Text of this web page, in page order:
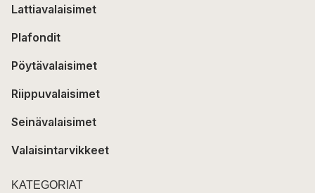
Lattiavalaisimet
Plafondit
Pöytävalaisimet
Riippuvalaisimet
Seinävalaisimet
Valaisintarvikkeet
KATEGORIAT